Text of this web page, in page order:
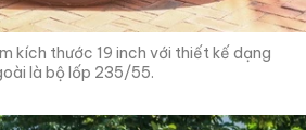
kích thước 19 inch với thiết kế dạng
là bộ lốp 235/55.